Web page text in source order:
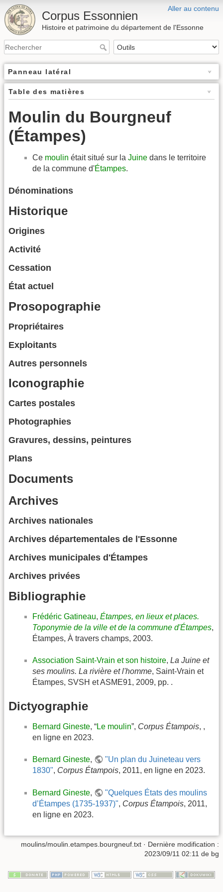
Aller au contenu
Corpus Essonnien
Histoire et patrimoine du département de l'Essonne
Panneau latéral
Table des matières
Moulin du Bourgneuf
(Étampes)
Ce moulin était situé sur la Juine dans le territoire
de la commune d'Étampes.
Dénominations
Historique
Origines
Activité
Cessation
État actuel
Prosopographie
Propriétaires
Exploitants
Autres personnels
Iconographie
Cartes postales
Photographies
Gravures, dessins, peintures
Plans
Documents
Archives
Archives nationales
Archives départementales de l'Essonne
Archives municipales d'Étampes
Archives privées
Bibliographie
Frédéric Gatineau, Étampes, en lieux et places.
Toponymie de la ville et de la commune d'Étampes,
Étampes, À travers champs, 2003.
Association Saint-Vrain et son histoire, La Juine et
ses moulins. La rivière et l'homme, Saint-Vrain et
Étampes, SVSH et ASME91, 2009, pp. .
Dictyographie
Bernard Gineste, “Le moulin”, Corpus Étampois, ,
en ligne en 2023.
Bernard Gineste,
"Un plan du Juineteau vers
1830", Corpus Étampois, 2011, en ligne en 2023.
Bernard Gineste,
"Quelques États des moulins
d’Étampes (1735-1937)", Corpus Étampois, 2011,
en ligne en 2023.
moulins/moulin.etampes.bourgneuf.txt · Dernière modification :
2023/09/11 02:11 de bg